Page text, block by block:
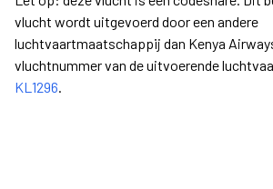
vlucht wordt uitgevoerd door een andere
luchtvaartmaatschappij dan Kenya
vluchtnummer van de uitvoerende
KL1296.